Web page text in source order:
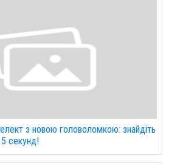
з новою головоломкою: знайдіть
секунд!